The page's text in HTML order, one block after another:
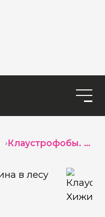
Клаустрофобы. Хижина в лесу